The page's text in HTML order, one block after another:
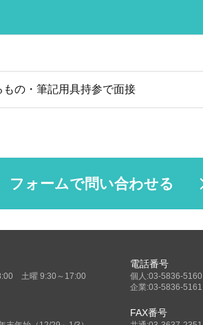
の・筆記用具持参で面接
フォームで問い合わせる
土曜 9:30～17:00
電話番号
個人:03-5836-5160
企業:03-5836-5161
FAX番号